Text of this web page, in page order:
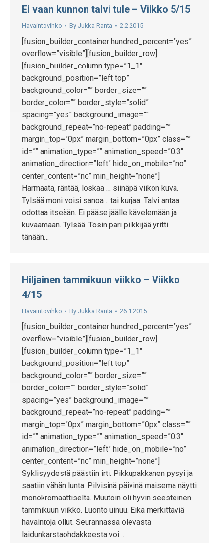
Ei vaan kunnon talvi tule – Viikko 5/15
Havaintovihko By Jukka Ranta 2.2.2015
[fusion_builder_container hundred_percent=”yes”
overflow=”visible”][fusion_builder_row]
[fusion_builder_column type=”1_1″
background_position=”left top”
background_color=”” border_size=””
border_color=”” border_style=”solid”
spacing=”yes” background_image=””
background_repeat=”no-repeat” padding=””
margin_top=”0px” margin_bottom=”0px” class=””
id=”” animation_type=”” animation_speed=”0.3″
animation_direction=”left” hide_on_mobile=”no”
center_content=”no” min_height=”none”]
Harmaata, räntää, loskaa … siinäpä viikon kuva.
Tylsää moni voisi sanoa .. tai kurjaa. Talvi antaa
odottaa itseään. Ei pääse jäälle kävelemään ja
kuvaamaan. Tylsää. Tosin pari pilkkijää yritti
tänään…
Hiljainen tammikuun viikko – Viikko
4/15
Havaintovihko By Jukka Ranta 26.1.2015
[fusion_builder_container hundred_percent=”yes”
overflow=”visible”][fusion_builder_row]
[fusion_builder_column type=”1_1″
background_position=”left top”
background_color=”” border_size=””
border_color=”” border_style=”solid”
spacing=”yes” background_image=””
background_repeat=”no-repeat” padding=””
margin_top=”0px” margin_bottom=”0px” class=””
id=”” animation_type=”” animation_speed=”0.3″
animation_direction=”left” hide_on_mobile=”no”
center_content=”no” min_height=”none”]
Syklisyydestä päästiin irti. Pikkupakkanen pysyi ja
saatiin vähän lunta. Pilvisinä päivinä maisema näytti
monokromaattiselta. Muutoin oli hyvin seesteinen
tammikuun viikko. Luonto uinuu. Eikä merkittäviä
havaintoja ollut. Seurannassa olevasta
laidunkarstaohdakkeesta voi…